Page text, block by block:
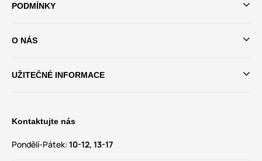
PODMÍNKY
O NÁS
UŽITEČNÉ INFORMACE
Kontaktujte nás
Pondělí-Pátek: 10-12, 13-17